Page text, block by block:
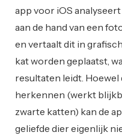
app voor iOS
aan de hand van een
en vertaalt dit in
kat worden geplaatst,
resultaten leidt.
herkennen (werkt
zwarte katten) kan de
geliefde dier eigenlijk